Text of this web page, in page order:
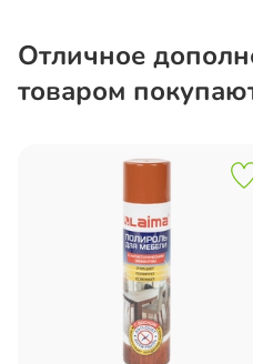
Отличное
товаром